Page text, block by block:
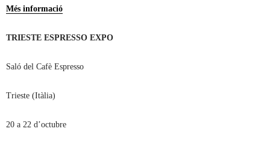
Més informació
TRIESTE ESPRESSO EXPO
Saló del Cafè Espresso
Trieste (Itàlia)
20 a 22 d’octubre